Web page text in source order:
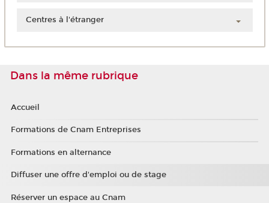
Martinique
La Réunion
Polynésie française
Centres à l'étranger
Liban
Dans la même rubrique
Accueil
Formations de Cnam Entreprises
Formations en alternance
Diffuser une offre d'emploi ou de stage
Réserver un espace au Cnam